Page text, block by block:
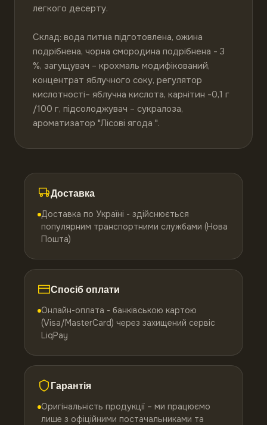
легкого десерту.
Склад: вода питна підготовлена, ожина
подрібнена, чорна смородина подрібнена - 3
%, загущувач – крохмаль модифікований,
концентрат яблучного соку, регулятор
кислотності– яблучна кислота, карнітин -0,1 г
/100 г, підсолоджувач – сукралоза,
ароматизатор "Лісові ягода ".
Доставка
Доставка по Україні - здійснюється
популярним транспортними службами (Нова
Пошта)
Спосіб оплати
Онлайн-оплата - банківською картою
(Visa/MasterCard) через захищений сервіс
LiqPay
Гарантія
Оригінальність продукції – ми працюємо
лише з офіційними постачальниками та